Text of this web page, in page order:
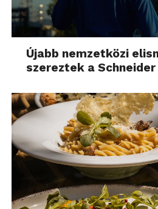
Újabb nemzetközi
szereztek a